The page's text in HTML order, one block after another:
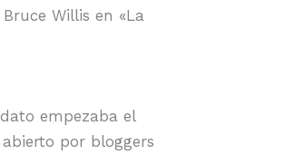
Willis en «La
empezaba el
por bloggers